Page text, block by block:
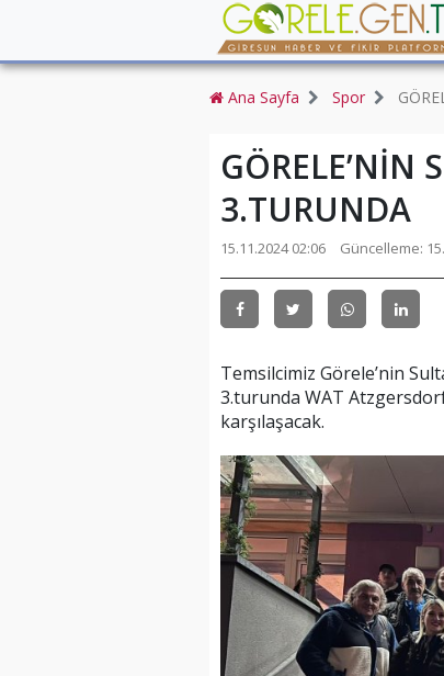
Ana Sayfa Spor
GÖRELE’NİN
3.TURUNDA
15.11.2024 02:06 Güncelleme:
Temsilcimiz Görele’nin
3.turunda WAT
karşılaşacak.